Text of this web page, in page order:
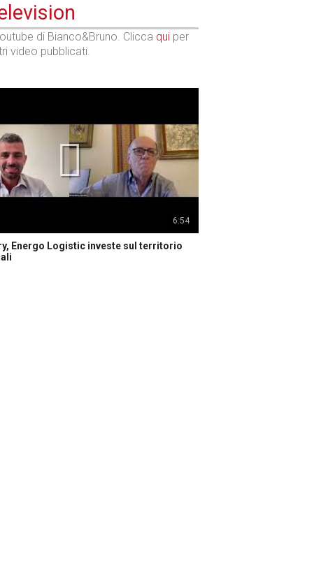
di Bianco&Bruno. Clicca qui per
video pubblicati.
6:54
Energo Logistic investe sul territorio